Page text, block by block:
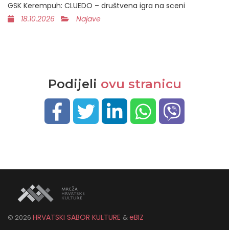
GSK Kerempuh: CLUEDO – društvena igra na sceni
18.10.2026
Najave
Podijeli ovu stranicu
© 2026 HRVATSKI SABOR KULTURE &eBIZ